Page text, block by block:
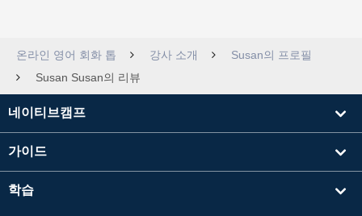
온라인 영어 회화 톱 강사 소개
Susan의 프로필
Susan Susan의 리뷰
네이티브캠프
가이드
학습